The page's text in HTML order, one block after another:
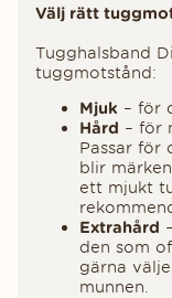
Välj rätt
Tugghalsband
tuggmotstånd:
Mjuk – för
Hård – för
Passar för
blir
ett mjukt
Extrahård
den som
gärna
munnen.